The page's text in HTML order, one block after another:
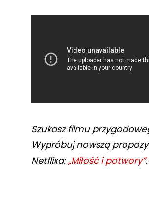
Szukasz filmu
Wypróbuj nowszą
Netflixa:„Miłość i potwory”.